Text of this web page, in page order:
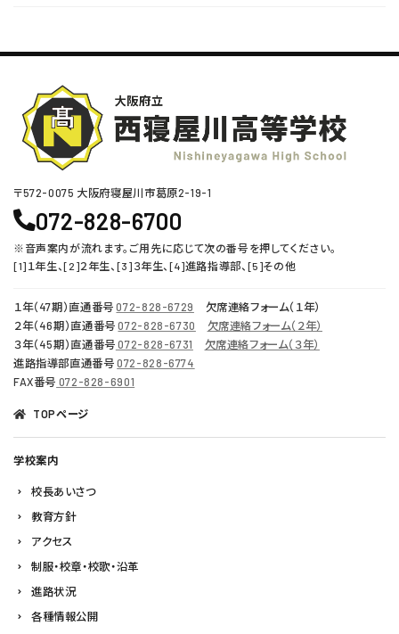
〒572-0075 ⼤阪府寝屋川市葛原2-19-1
072-828-6700
※音声案内が流れます。ご用先に応じて次の番号を押してください。
[1]１年生、[2]２年生、[3]３年生、[4]進路指導部、[5]その他
１年（47期）直通番号072-828-6729
欠席連絡フォーム（１年）
２年（46期）直通番号072-828-6730
欠席連絡フォーム（２年）
３年（45期）直通番号 072-828-6731
欠席連絡フォーム（３年）
進路指導部直通番号072-828-6774
FAX番号 072-828-6901
TOPページ
学校案内
校長あいさつ
教育方針
アクセス
制服・校章・校歌・沿革
進路状況
各種情報公開